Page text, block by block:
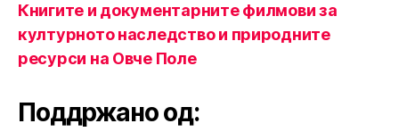
Книгите и документарните филмови за
културното наследство и природните
ресурси на Овче Поле
Поддржано од: